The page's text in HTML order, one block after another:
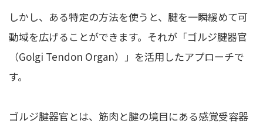
しかし、ある特定の方法を使うと、腱を一瞬緩めて可
動域を広げることができます。それが「ゴルジ腱器官
（Golgi Tendon Organ）」を活用したアプローチで
す。
ゴルジ腱器官とは、筋肉と腱の境目にある感覚受容器